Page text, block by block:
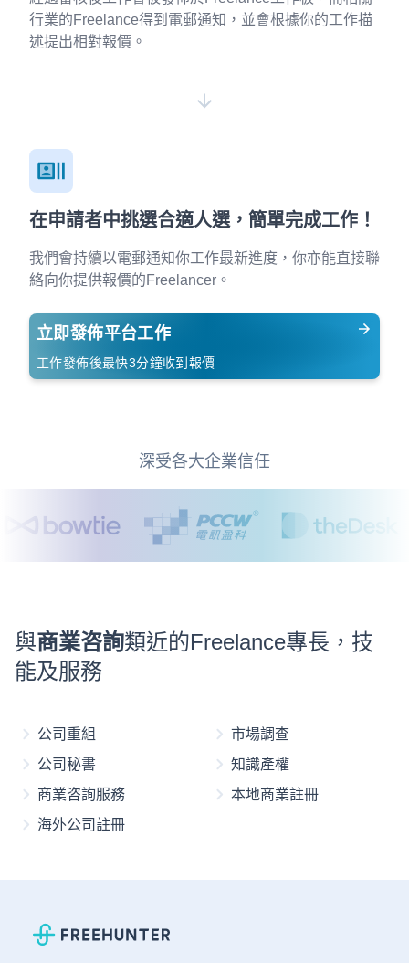
行業的Freelance得到電郵通知，並會根據你的工作描
述提出相對報價。
在申請者中挑選合適人選，簡單完成工作！
我們會持續以電郵通知你工作最新進度，你亦能直接聯
絡向你提供報價的Freelancer。
立即發佈平台工作
工作發佈後最快3分鐘收到報價
深受各大企業信任
與商業咨詢類近的Freelance專長，技
能及服務
公司重組
市場調查
公司秘書
知識產權
商業咨詢服務
本地商業註冊
海外公司註冊